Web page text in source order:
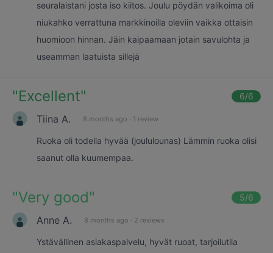
seuralaistani josta iso kiitos. Joulu pöydän valikoima oli
niukahko verrattuna markkinoilla oleviin vaikka ottaisin
huomioon hinnan. Jäin kaipaamaan jotain savulohta ja
useamman laatuista sillejä
"Excellent" 6/6
Tiina A. 8 months ago · 1 review
Ruoka oli todella hyvää (joululounas) Lämmin ruoka olisi
saanut olla kuumempaa.
"Very good" 5/6
Anne A. 8 months ago · 2 reviews
Ystävällinen asiakaspalvelu, hyvät ruoat, tarjoilutila